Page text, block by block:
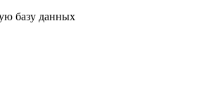
базу данных